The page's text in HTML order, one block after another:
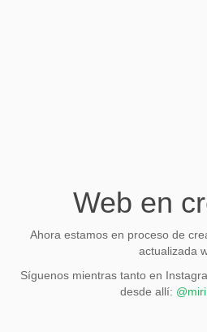
Web en
Ahora estamos en proceso de
actualizada
Síguenos mientras tanto en
desde allí: